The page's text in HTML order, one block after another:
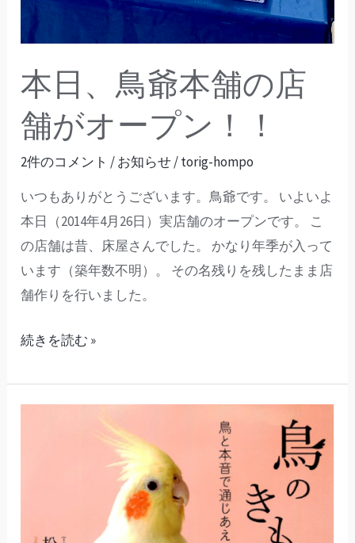
本日、鳥爺本舗の店
舗がオープン！！
2件のコメント /お知らせ/torig-hompo
いつもありがとうございます。鳥爺です。 いよいよ
本日（2014年4月26日）実店舗のオープンです。 こ
の店舗は昔、床屋さんでした。 かなり年季が入って
います（築年数不明）。 その名残りを残したまま店
舗作りを行いました。
ン！！
続きを読む »
「鳥